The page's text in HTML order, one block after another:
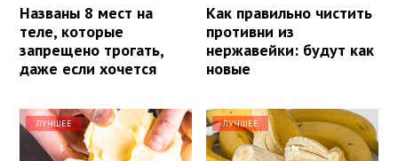
Названы 8 мест на
теле, которые
запрещено трогать,
даже если хочется
Как правильно чистить
противни из
нержавейки: будут как
новые
ЛУЧШЕЕ ЛУЧШЕЕ